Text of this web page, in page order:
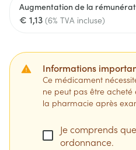
Augmentation de la
€ 1,13 (6% TVA incluse)
Informations
Ce médicament
ne peut pas être
la pharmacie après
Je comprends
ordonnance.